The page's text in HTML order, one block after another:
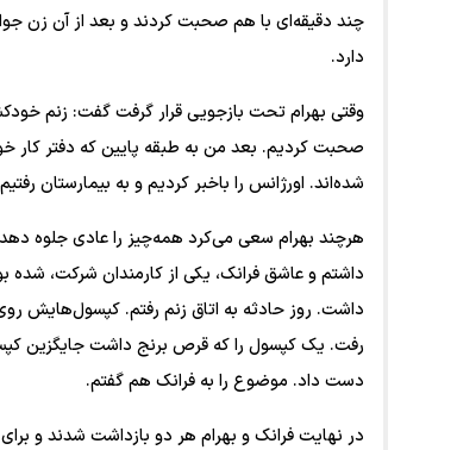
چند دقیقه‌ای با هم صحبت کردند و بعد از آن زن
دارد.
وقتی بهرام تحت بازجویی قرار گرفت گفت: زنم
صحبت کردیم. بعد من به طبقه پایین که دفتر کار
شده‌اند. اورژانس را باخبر کردیم و به بیمارستان
هرچند بهرام سعی می‌کرد همه‌چیز را عادی جلوه
داشتم و عاشق فرانک، یکی از کارمندان شرکت، شده
داشت. روز حادثه به اتاق زنم رفتم. کپسول‌هایش
رفت. یک کپسول را که قرص برنج داشت جایگزین
دست داد. موضوع را به فرانک هم گفتم.
در نهایت فرانک و بهرام هر دو بازداشت شدند و